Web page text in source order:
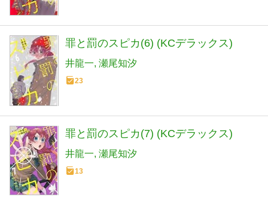
罪と罰のスピカ(6) (KCデラックス)
井龍一 瀬尾知汐
23
罪と罰のスピカ(7) (KCデラックス)
井龍一 瀬尾知汐
13